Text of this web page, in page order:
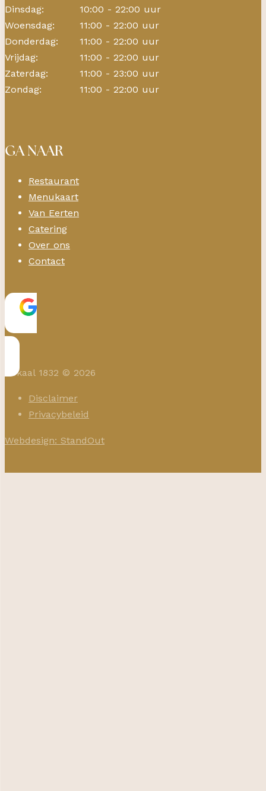
Dinsdag:
10:00 - 22:00 uur
Woensdag:
11:00 - 22:00 uur
Donderdag:
11:00 - 22:00 uur
Vrijdag:
11:00 - 22:00 uur
Zaterdag:
11:00 - 23:00 uur
Zondag:
11:00 - 22:00 uur
GA NAAR
Restaurant
Menukaart
Van Eerten
Catering
Over ons
Contact
Lokaal 1832 © 2026
Disclaimer
Privacybeleid
Webdesign: StandOut